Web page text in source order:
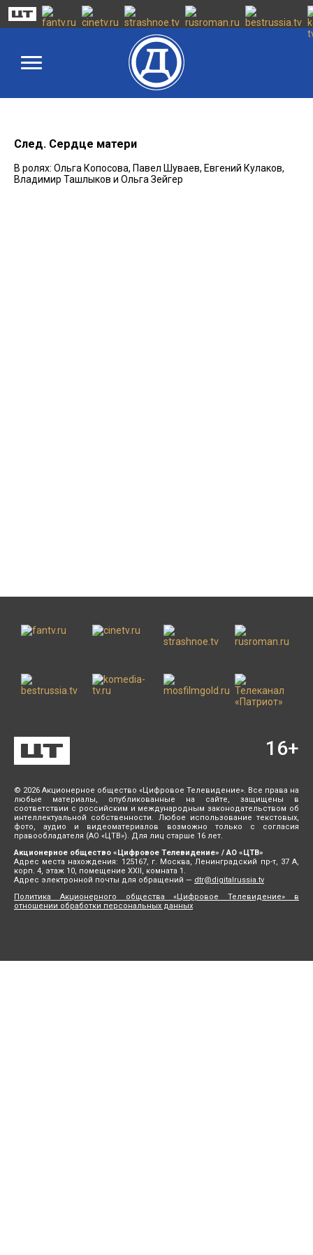
След. Сердце матери
В ролях: Ольга Копосова, Павел Шуваев, Евгений Кулаков,
Владимир Ташлыков и Ольга Зейгер
© 2026 Акционерное общество «Цифровое Телевидение». Все права на
любые материалы, опубликованные на сайте, защищены в
соответствии с российским и международным законодательством об
интеллектуальной собственности. Любое использование текстовых,
фото, аудио и видеоматериалов возможно только с согласия
правообладателя (АО «ЦТВ»). Для лиц старше 16 лет.
Акционерное общество «Цифровое Телевидение» / АО «ЦТВ»
Адрес места нахождения: 125167, г. Москва, Ленинградский пр-т, 37 А,
корп. 4, этаж 10, помещение XXII, комната 1.
Адрес электронной почты для обращений — dtr@digitalrussia.tv
Политика Акционерного общества «Цифровое Телевидение» в
отношении обработки персональных данных
16+